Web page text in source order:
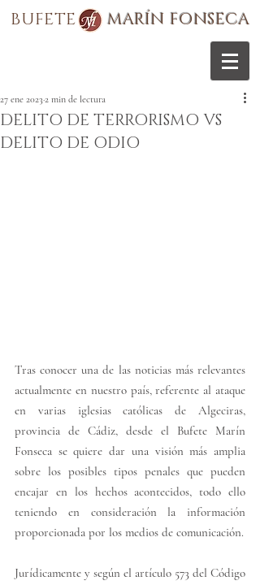
BUFETE MARÍN FONSECA
DELITO DE TERRORISMO VS
DELITO DE ODIO
27 ene 20232 min de lectura
Tras conocer una de las noticias más relevantes
actualmente en nuestro país, referente al ataque
en varias iglesias católicas de Algeciras,
provincia de Cádiz, desde el Bufete Marín
Fonseca se quiere dar una visión más amplia
sobre los posibles tipos penales que pueden
encajar en los hechos acontecidos, todo ello
teniendo en consideración la información
Jurídicamente y según el artículo 573 del Código